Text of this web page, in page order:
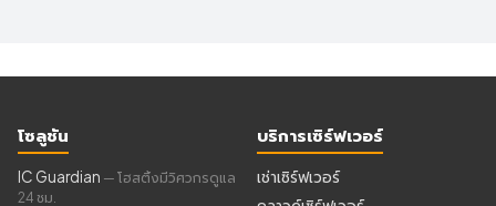
โซลูชัน
IC Guardian — โฮสติ้งมีวิศวกรดูแล
24 ชม.
บริการเซิร์ฟเวอร์
เช่าเซิร์ฟเวอร์